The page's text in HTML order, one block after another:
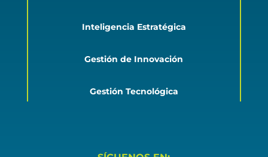
Inteligencia Estratégica
Gestión de Innovación
Gestión Tecnológica